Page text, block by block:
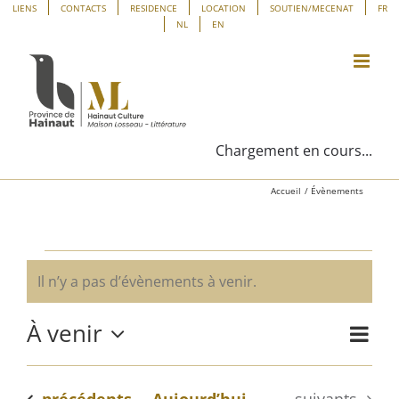
Panneau de gestion des cookies
Passer
contenu
LIENS CONTACTS RESIDENCE LOCATION SOUTIEN/MECENAT
FR
NL
EN
Chargement en cours...
Accueil Évènements
Évènements
Notice
Il n’y a pas d’évènements à venir.
Liste
À venir
Sélectionnez